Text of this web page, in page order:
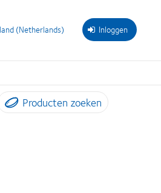
Inloggen
(Netherlands)
Producten zoeken